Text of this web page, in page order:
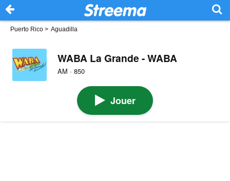
Puerto Rico > Aguadilla
WABA La Grande - WABA
AM · 850
Jouer